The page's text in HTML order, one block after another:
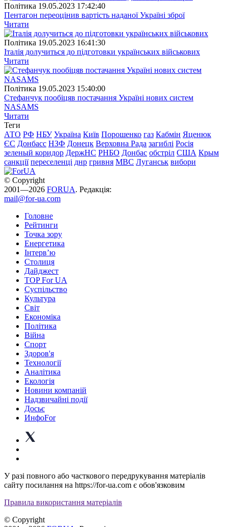
Полiтика 19.05.2023 17:42:40
Пентагон переоцінив вартість наданої Україні зброї
Читати
Полiтика 19.05.2023 16:41:30
Італія долучиться до підготовки українських військових
Читати
Полiтика 19.05.2023 15:40:00
Стефанчук пообіцяв постачання Україні нових систем
NASAMS
Читати
Теги
АТО РФ НБУ Україна Київ Порошенко газ Кабмін Яценюк
ЄС Донбасс НЗФ Донецк Верховна Рада загиблі Росія
зеленый коридор ДержНС РНБО Донбас обстріл США Крым
санкції переселенці днр гривня МВС Луганськ вибори
© Copyright
2001—2026 FORUA. Редакція:
mail@for-ua.com
Головне
Рейтинги
Точка зору
Енергетика
Інтерв’ю
Столиця
Дайджест
TOP For UA
Суспiльство
Культура
Світ
Економіка
Політика
Війна
Спорт
Здоров'я
Технології
Аналітика
Екологія
Новини компаній
Надзвичайні події
Досьє
ИнфоFor
У разі повного або часткового передрукування матеріалів
сайту посилання на https://for-ua.com є обов'язковим
Правила використання матеріалів
© Copyright